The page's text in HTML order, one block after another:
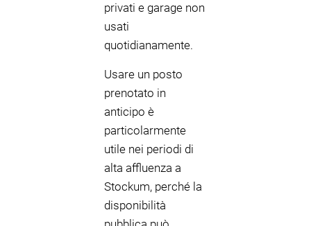
privati e garage non
usati
quotidianamente.
Usare un posto
prenotato in
anticipo è
particolarmente
utile nei periodi di
alta affluenza a
Stockum, perché la
disponibilità